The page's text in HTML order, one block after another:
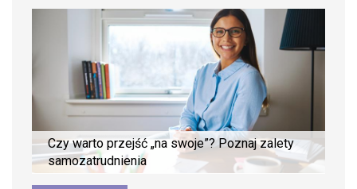
Czy warto przejść „na swoje”? Poznaj zalety
samozatrudnienia